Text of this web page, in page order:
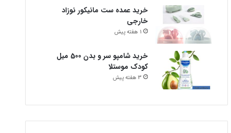
خرید عمده ست مانیکور نوزاد
خارجی
1 هفته پیش
خرید شامپو سر و بدن 500 میل
کودک موستلا
3 هفته پیش